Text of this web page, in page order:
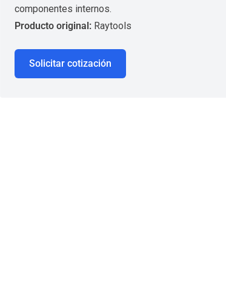
componentes internos.
Producto original: Raytools
Solicitar cotización